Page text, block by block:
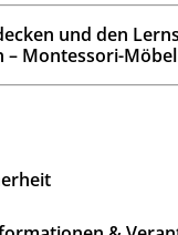
und den
– Montessori-